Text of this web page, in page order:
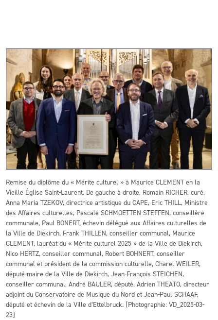
Remise du diplôme du « Mérite culturel » à Maurice CLEMENT en la
Vieille Église Saint-Laurent. De gauche à droite, Romain RICHER, curé,
Anna Maria TZEKOV, directrice artistique du CAPE, Eric THILL, Ministre
des Affaires culturelles, Pascale SCHMOETTEN-STEFFEN, conseillère
communale, Paul BONERT, échevin délégué aux Affaires culturelles de
la Ville de Diekirch, Frank THILLEN, conseiller communal, Maurice
CLEMENT, lauréat du « Mérite culturel 2025 » de la Ville de Diekirch,
Nico HERTZ, conseiller communal, Robert BOHNERT, conseiller
communal et président de la commission culturelle, Charel WEILER,
député-maire de la Ville de Diekirch, Jean-François STEICHEN,
conseiller communal, André BAULER, député, Adrien THEATO, directeur
adjoint du Conservatoire de Musique du Nord et Jean-Paul SCHAAF,
député et échevin de la Ville d’Ettelbruck. [Photographie: VD_2025-03-
23]